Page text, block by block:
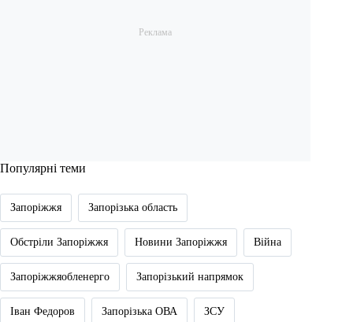
Популярні теми
Запоріжжя Запорізька область
Обстріли Запоріжжя Новини Запоріжжя Війна
Запоріжжяобленерго Запорізький напрямок
Іван Федоров Запорізька ОВА ЗСУ